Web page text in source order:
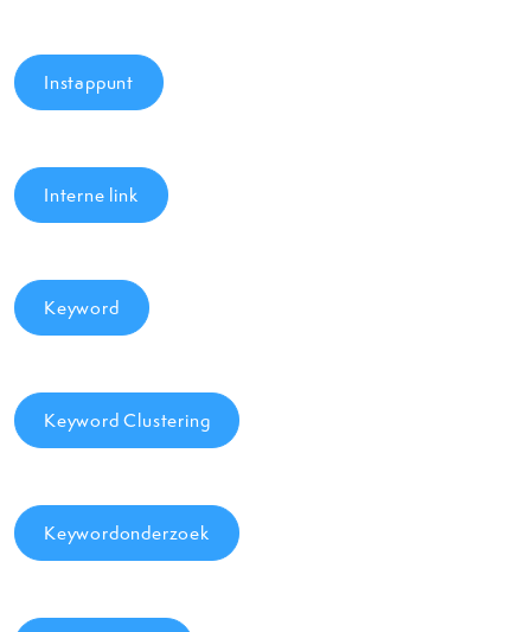
Instappunt
Interne link
Keyword
Keyword Clustering
Keywordonderzoek